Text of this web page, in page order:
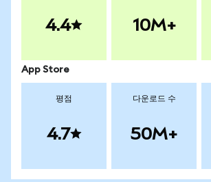
4.4 10M+
App Store
평점
4.7
다운로드 수
50M+